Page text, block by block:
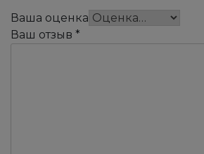
Ваша оценка
Ваш отзыв *